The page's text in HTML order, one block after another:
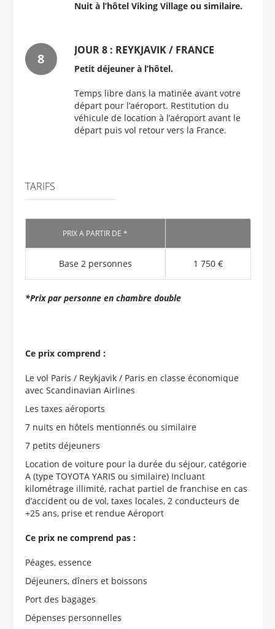
Nuit à l’hôtel Viking Village ou similaire.
JOUR 8 : REYKJAVIK / FRANCE
Petit déjeuner à l’hôtel.
Temps libre dans la matinée avant votre
départ pour l’aéroport. Restitution du
véhicule de location à l’aéroport avant le
départ puis vol retour vers la France.
TARIFS
PRIX A PARTIR DE *
Base 2 personnes 1 750 €
*Prix par personne en chambre double
Ce prix comprend :
Le vol Paris / Reykjavik / Paris en classe économique
avec Scandinavian Airlines
Les taxes aéroports
7 nuits en hôtels mentionnés ou similaire
7 petits déjeuners
Location de voiture pour la durée du séjour, catégorie
A (type TOYOTA YARIS ou similaire) Incluant
kilométrage illimité, rachat partiel de franchise en cas
d’accident ou de vol, taxes locales, 2 conducteurs de
+25 ans, prise et rendue Aéroport
Ce prix ne comprend pas :
Péages, essence
Déjeuners, dîners et boissons
Port des bagages
Dépenses personnelles